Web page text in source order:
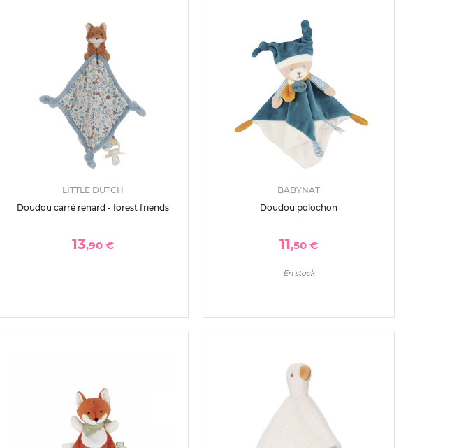
LITTLE DUTCH
Doudou carré renard - forest friends
13,90 €
BABYNAT
Doudou polochon
11,50 €
En stock